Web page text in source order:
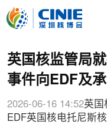
英国核监管局
事件向EDF及
2026-06-16 14:52英国
EDF英国核电托尼斯